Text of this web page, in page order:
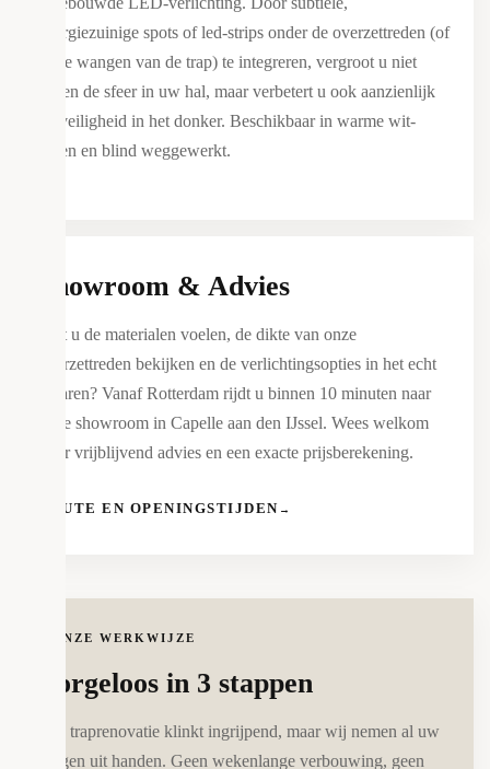
energiezuinige spots of led-strips onder de overzettreden (of
in de wangen van de trap) te integreren, vergroot u niet
alleen de sfeer in uw hal, maar verbetert u ook aanzienlijk
de veiligheid in het donker. Beschikbaar in warme wit-
tinten en blind weggewerkt.
Showroom & Advies
Wilt u de materialen voelen, de dikte van onze
overzettreden bekijken en de verlichtingsopties in het echt
ervaren? Vanaf Rotterdam rijdt u binnen 10 minuten naar
onze showroom in Capelle aan den IJssel. Wees welkom
voor vrijblijvend advies en een exacte prijsberekening.
ROUTE EN OPENINGSTIJDEN →
ONZE WERKWIJZE
Zorgeloos in 3 stappen
Een traprenovatie klinkt ingrijpend, maar wij nemen al uw
zorgen uit handen. Geen wekenlange verbouwing, geen